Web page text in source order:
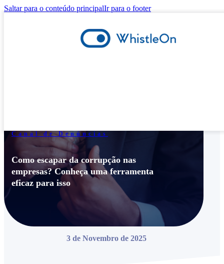
Saltar para o conteúdo principalIr para o footer
Canal de Denúncias
Como escapar da corrupção nas
empresas? Conheça uma ferramenta
eficaz para isso
3 de Novembro de 2025